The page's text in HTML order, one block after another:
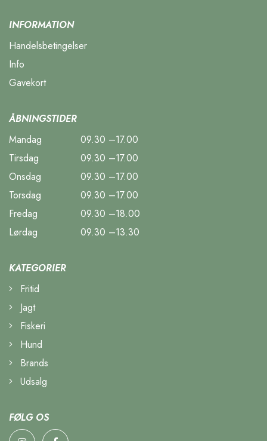
INFORMATION
Handelsbetingelser
Info
Gavekort
ÅBNINGSTIDER
Mandag
09.30 –17.00
Tirsdag
09.30 –17.00
Onsdag
09.30 –17.00
Torsdag
09.30 –17.00
Fredag
09.30 –18.00
Lørdag
09.30 –13.30
KATEGORIER
Fritid
Jagt
Fiskeri
Hund
Brands
Udsalg
FØLG OS